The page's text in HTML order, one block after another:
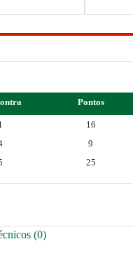
Pontos
16
9
25
(0)